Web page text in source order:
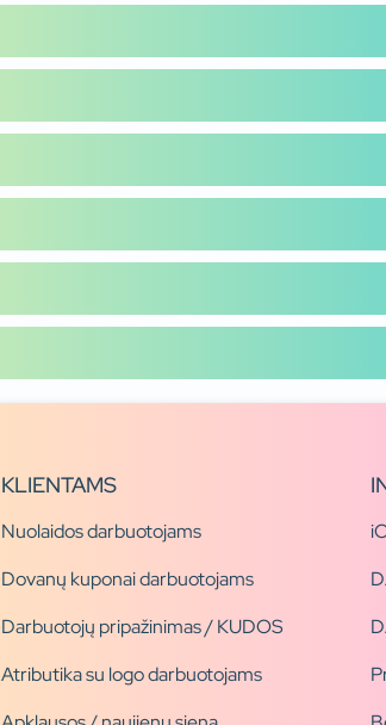
KLIENTAMS
Nuolaidos darbuotojams
Dovanų kuponai darbuotojams
Darbuotojų pripažinimas / KUDOS
Atributika su logo darbuotojams